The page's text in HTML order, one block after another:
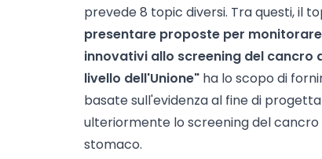
prevede 8 topic diversi. Tra questi, il
presentare proposte per
innovativi allo screening del
livello dell'Unione" ha lo scopo di
basate sull'evidenza al fine di
ulteriormente lo screening del
stomaco.